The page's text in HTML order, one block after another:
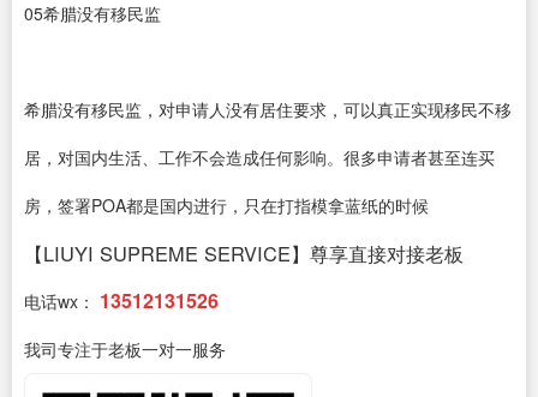
05希腊没有移民监
希腊没有移民监，对申请人没有居住要求，可以真正实现移民不移
居，对国内生活、工作不会造成任何影响。很多申请者甚至连买
房，签署POA都是国内进行，只在打指模拿蓝纸的时候
【LIUYI SUPREME SERVICE】尊享直接对接老板
电话wx： 13512131526
我司专注于老板一对一服务